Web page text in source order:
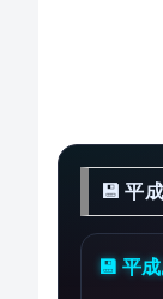
💾 平
💾 平